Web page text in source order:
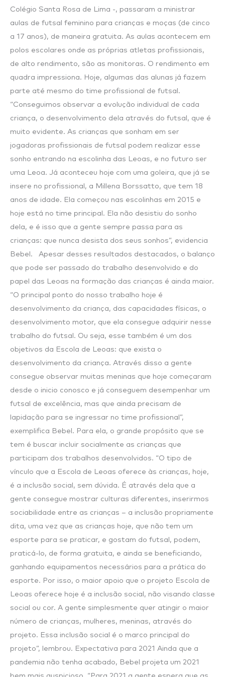
Colégio Santa Rosa de Lima -, passaram a ministrar
aulas de futsal feminino para crianças e moças (de cinco
a 17 anos), de maneira gratuita. As aulas acontecem em
polos escolares onde as próprias atletas profissionais,
de alto rendimento, são as monitoras. O rendimento em
quadra impressiona. Hoje, algumas das alunas já fazem
parte até mesmo do time profissional de futsal.
“Conseguimos observar a evolução individual de cada
criança, o desenvolvimento dela através do futsal, que é
muito evidente. As crianças que sonham em ser
jogadoras profissionais de futsal podem realizar esse
sonho entrando na escolinha das Leoas, e no futuro ser
uma Leoa. Já aconteceu hoje com uma goleira, que já se
insere no profissional, a Millena Borssatto, que tem 18
anos de idade. Ela começou nas escolinhas em 2015 e
hoje está no time principal. Ela não desistiu do sonho
dela, e é isso que a gente sempre passa para as
crianças: que nunca desista dos seus sonhos”, evidencia
Bebel. Apesar desses resultados destacados, o balanço
que pode ser passado do trabalho desenvolvido e do
papel das Leoas na formação das crianças é ainda maior.
“O principal ponto do nosso trabalho hoje é
desenvolvimento da criança, das capacidades físicas, o
desenvolvimento motor, que ela consegue adquirir nesse
trabalho do futsal. Ou seja, esse também é um dos
objetivos da Escola de Leoas: que exista o
desenvolvimento da criança. Através disso a gente
consegue observar muitas meninas que hoje começaram
desde o inicio conosco e já conseguem desempenhar um
futsal de excelência, mas que ainda precisam de
lapidação para se ingressar no time profissional”,
exemplifica Bebel. Para ela, o grande propósito que se
tem é buscar incluir socialmente as crianças que
participam dos trabalhos desenvolvidos. “O tipo de
vínculo que a Escola de Leoas oferece às crianças, hoje,
é a inclusão social, sem dúvida. É através dela que a
gente consegue mostrar culturas diferentes, inserirmos
sociabilidade entre as crianças – a inclusão propriamente
dita, uma vez que as crianças hoje, que não tem um
esporte para se praticar, e gostam do futsal, podem,
praticá-lo, de forma gratuita, e ainda se beneficiando,
ganhando equipamentos necessários para a prática do
esporte. Por isso, o maior apoio que o projeto Escola de
Leoas oferece hoje é a inclusão social, não visando classe
social ou cor. A gente simplesmente quer atingir o maior
número de crianças, mulheres, meninas, através do
projeto. Essa inclusão social é o marco principal do
projeto”, lembrou. Expectativa para 2021 Ainda que a
pandemia não tenha acabado, Bebel projeta um 2021